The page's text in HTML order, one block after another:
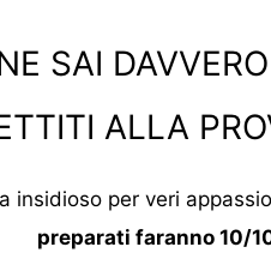
SAI
ALLA
insidioso per veri
preparati faranno 10/